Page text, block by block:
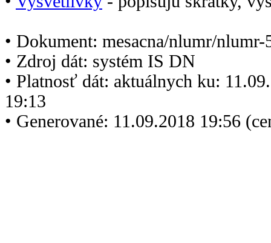
• Dokument: mesacna/nlumr/
• Zdroj dát: systém IS DN
• Platnosť dát: aktuálnych ku:
19:13
• Generované: 11.09.2018 19:56